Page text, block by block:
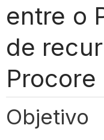
entre o
de
Procore
Objetivo